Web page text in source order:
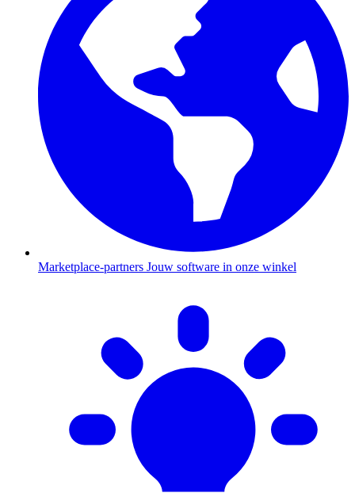
Marketplace-partners Jouw software in onze winkel